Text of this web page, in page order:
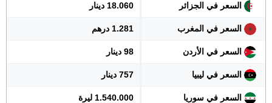
السعر في الجزائر 18.060 دينار
السعر في المغرب 1.281 درهم
السعر في الأردن 98 دينار
السعر في ليبيا 757 دينار
السعر في سوريا 1.540.000 ليرة